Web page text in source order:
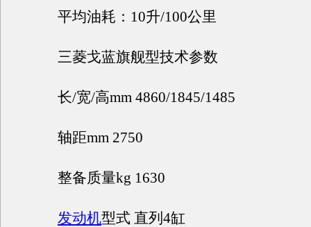
平均油耗：10升/100公里
三菱戈蓝旗舰型技术参数
长/宽/高mm 4860/1845/1485
轴距mm 2750
整备质量kg 1630
发动机型式 直列4缸